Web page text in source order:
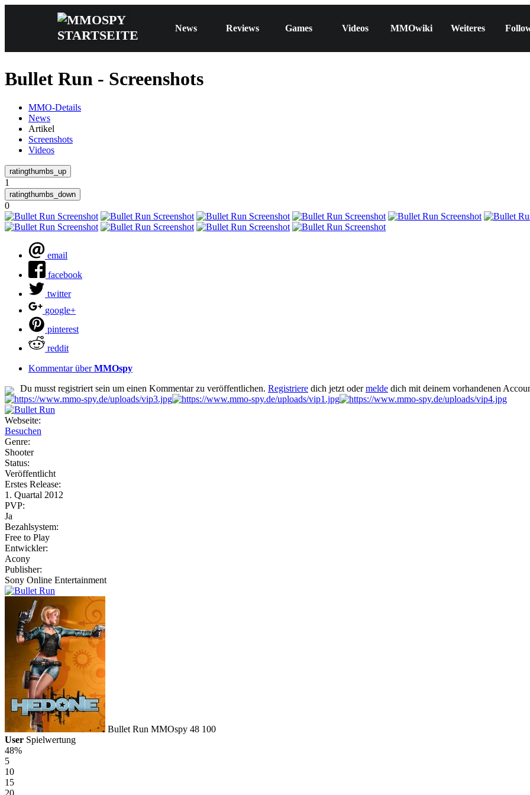
News Reviews Games Videos MMOwiki Weiteres
Bullet Run - Screenshots
MMO-Details
News
Artikel
Screenshots
Videos
1
0
email
facebook
twitter
google+
pinterest
reddit
Kommentar überMMOspy
Du musst registriert sein um einen Kommentar zu veröffentlichen. Registriere dich jetzt odermelde dich mit deinem vorhandenen
Webseite:
Besuchen
Genre:
Shooter
Status:
Veröffentlicht
Erstes Release:
1. Quartal 2012
PVP:
Ja
Bezahlsystem:
Free to Play
Entwickler:
Acony
Publisher:
Sony Online Entertainment
Bullet Run MMOspy 48 100
User Spielwertung
48%
5
10
15
20